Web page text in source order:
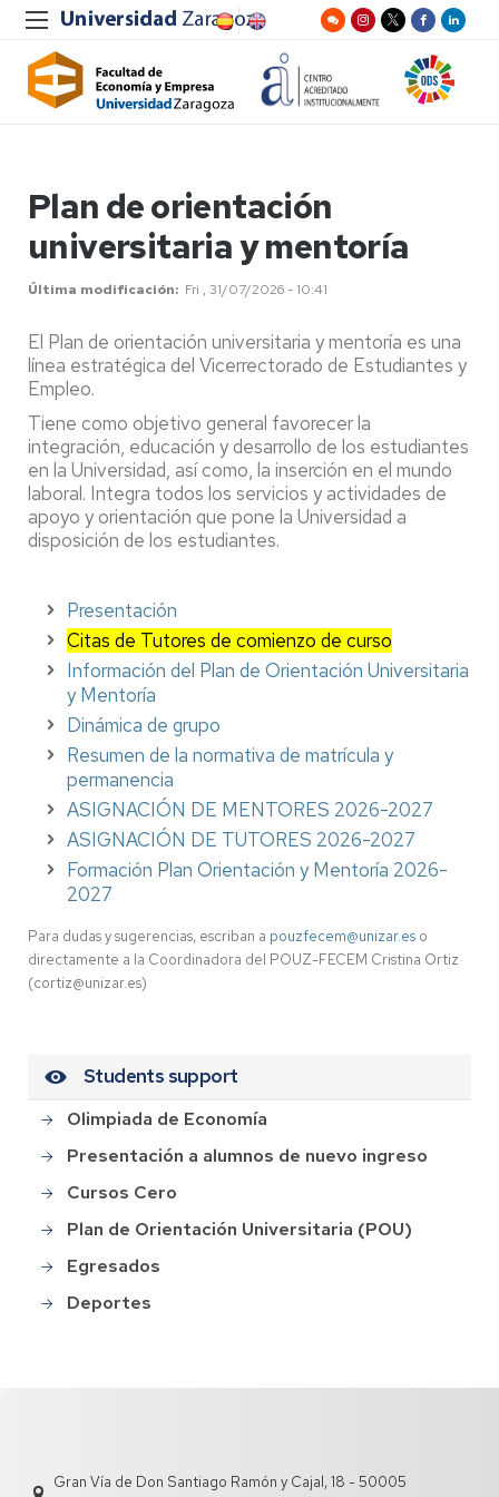
Plan de orientación
universitaria y mentoría
Última modificación Fri , 31/07/2026 - 10:41
El Plan de orientación universitaria y mentoría es una
línea estratégica del Vicerrectorado de Estudiantes y
Empleo.
Tiene como objetivo general favorecer la
integración, educación y desarrollo de los estudiantes
en la Universidad, así como, la inserción en el mundo
laboral. Integra todos los servicios y actividades de
apoyo y orientación que pone la Universidad a
disposición de los estudiantes.
Presentación
Citas de Tutores de comienzo de curso
Información del Plan de Orientación Universitaria
y Mentoría
Dinámica de grupo
Resumen de la normativa de matrícula y
permanencia
ASIGNACIÓN DE MENTORES 2026-2027
ASIGNACIÓN DE TUTORES 2026-2027
Formación Plan Orientación y Mentoría 2026-
2027
Para dudas y sugerencias, escriban a pouzfecem@unizar.es o
directamente a la Coordinadora del POUZ-FECEM Cristina Ortiz
(cortiz@unizar.es)
Students support
Olimpiada de Economía
Presentación a alumnos de nuevo ingreso
Cursos Cero
Plan de Orientación Universitaria (POU)
Egresados
Deportes
Gran Vía de Don Santiago Ramón y Cajal, 18 - 50005